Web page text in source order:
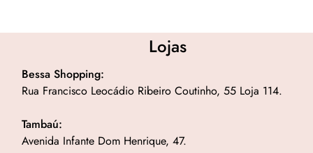
Lojas
Bessa Shopping:
Rua Francisco Leocádio Ribeiro Coutinho, 55 Loja 114.
Tambaú:
Avenida Infante Dom Henrique, 47.